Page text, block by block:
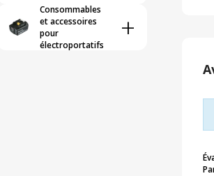
Consommables
et accessoires
pour
électroportatifs
+